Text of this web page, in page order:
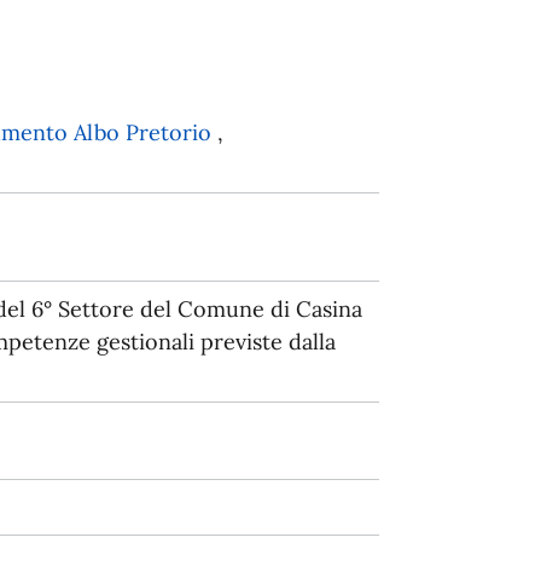
Albo Pretorio ,
6° Settore del Comune di Casina
gestionali previste dalla